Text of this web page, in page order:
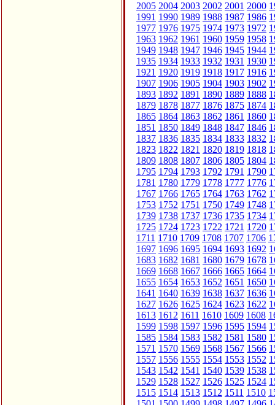
2005 2004 2003 2002 2001 2000
1991 1990 1989 1988 1987 1986
1977 1976 1975 1974 1973 1972
1963 1962 1961 1960 1959 1958
1949 1948 1947 1946 1945 1944
1935 1934 1933 1932 1931 1930
1921 1920 1919 1918 1917 1916
1907 1906 1905 1904 1903 1902
1893 1892 1891 1890 1889 1888
1879 1878 1877 1876 1875 1874
1865 1864 1863 1862 1861 1860
1851 1850 1849 1848 1847 1846
1837 1836 1835 1834 1833 1832
1823 1822 1821 1820 1819 1818
1809 1808 1807 1806 1805 1804
1795 1794 1793 1792 1791 1790
1781 1780 1779 1778 1777 1776
1767 1766 1765 1764 1763 1762
1753 1752 1751 1750 1749 1748
1739 1738 1737 1736 1735 1734
1725 1724 1723 1722 1721 1720
1711 1710 1709 1708 1707 1706
1697 1696 1695 1694 1693 1692
1683 1682 1681 1680 1679 1678
1669 1668 1667 1666 1665 1664
1655 1654 1653 1652 1651 1650
1641 1640 1639 1638 1637 1636
1627 1626 1625 1624 1623 1622
1613 1612 1611 1610 1609 1608
1599 1598 1597 1596 1595 1594
1585 1584 1583 1582 1581 1580
1571 1570 1569 1568 1567 1566
1557 1556 1555 1554 1553 1552
1543 1542 1541 1540 1539 1538
1529 1528 1527 1526 1525 1524
1515 1514 1513 1512 1511 1510